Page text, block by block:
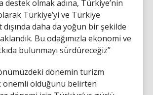
destek olmak adına, Türkiye’nin
Türkiye’yi ve Türkiye
daha da yoğun bir şekilde
Bu odağımızla ekonomi ve
bulunmayı sürdüreceğiz”
dönemin turizm
önemli olduğunu belirten